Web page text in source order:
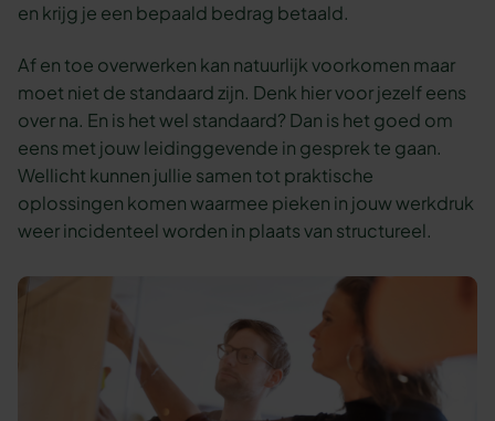
en krijg je een bepaald bedrag betaald.
Af en toe overwerken kan natuurlijk voorkomen maar
moet niet de standaard zijn. Denk hier voor jezelf eens
over na. En is het wel standaard? Dan is het goed om
eens met jouw leidinggevende in gesprek te gaan.
Wellicht kunnen jullie samen tot praktische
oplossingen komen waarmee pieken in jouw werkdruk
weer incidenteel worden in plaats van structureel.